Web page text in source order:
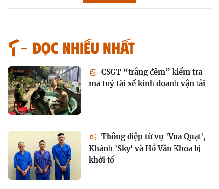
Đọc nhiều nhất
CSGT “trắng đêm” kiểm tra
ma tuý tài xế kinh doanh vận tải
Thông điệp từ vụ 'Vua Quạt',
Khánh 'Sky' và Hồ Văn Khoa bị
khởi tố